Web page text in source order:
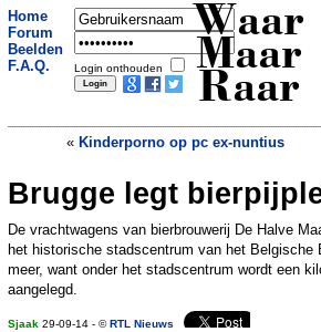
Home
Forum
Beelden
F.A.Q.
Login onthouden
Waar
Maar
Raar
« Kinderporno op pc ex-nuntius
Huilende
Brugge legt
De vrachtwagens van bierbrouwerij De Halve
het historische stadscentrum van het Belgische
meer, want onder het stadscentrum wordt een
aangelegd.
Sjaak 29-09-14 - ©RTL Nieuws